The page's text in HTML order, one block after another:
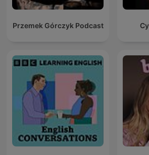
Przemek Górczyk Podcast